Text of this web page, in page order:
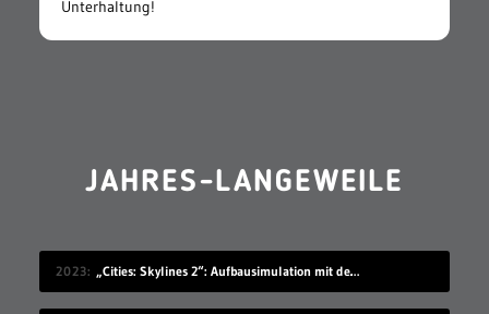
Unterhaltung!
JAHRES-LANGEWEILE
2023 „Cities: Skylines 2“: Aufbausimulation mit den komplexesten Straßensystemen